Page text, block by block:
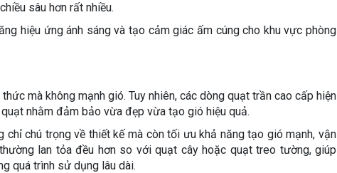
sâu hơn rất nhiều.
hiệu ứng ánh sáng và tạo cảm giác ấm cúng cho khu vực phòng
mà không mạnh gió. Tuy nhiên, các dòng quạt trần cao cấp hiện
nhằm đảm bảo vừa đẹp vừa tạo gió hiệu quả.
chú trọng về thiết kế mà còn tối ưu khả năng tạo gió mạnh, vận
lan tỏa đều hơn so với quạt cây hoặc quạt treo tường, giúp
quá trình sử dụng lâu dài.